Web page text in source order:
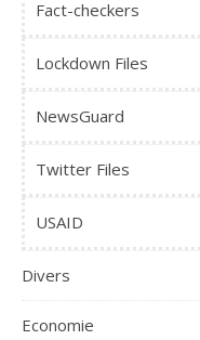
Fact-checkers
Lockdown Files
NewsGuard
Twitter Files
USAID
Divers
Economie